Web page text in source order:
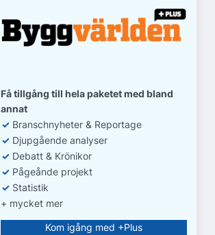
Få tillgång till hela paketet med bland
annat
✓ Branschnyheter & Reportage
✓ Djupgående analyser
✓ Debatt & Krönikor
✓ Pågeånde projekt
✓ Statistik
+ mycket mer
Kom igång med +Plus